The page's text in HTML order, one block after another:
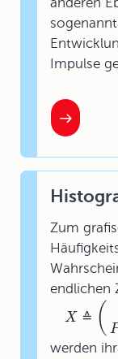
Impulse
Zum
endlichen
X ≙ (
werden